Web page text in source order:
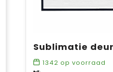
1342 op voorraad